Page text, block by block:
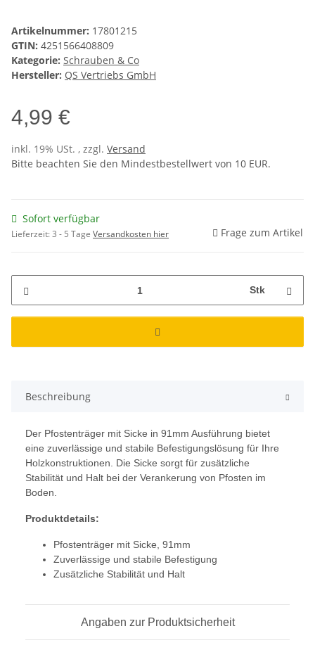
Artikelnummer: 17801215
GTIN: 4251566408809
Kategorie: Schrauben & Co
Hersteller: QS Vertriebs GmbH
4,99 €
inkl. 19% USt. , zzgl. Versand
Bitte beachten Sie den Mindestbestellwert von 10 EUR.
Sofort verfügbar
Lieferzeit:3 - 5 Tage Versandkosten hier Frage zum Artikel
Stk
Beschreibung
Der Pfostenträger mit Sicke in 91mm Ausführung bietet
eine zuverlässige und stabile Befestigungslösung für Ihre
Holzkonstruktionen. Die Sicke sorgt für zusätzliche
Stabilität und Halt bei der Verankerung von Pfosten im
Boden.
Produktdetails:
Pfostenträger mit Sicke, 91mm
Zuverlässige und stabile Befestigung
Zusätzliche Stabilität und Halt
Angaben zur Produktsicherheit